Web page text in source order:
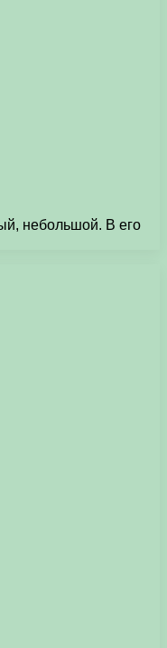
небольшой. В его